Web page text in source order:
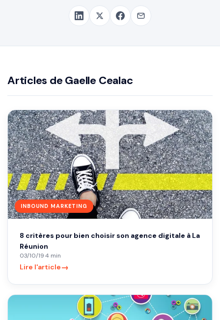
Articles de Gaelle Cealac
INBOUND MARKETING
8 critères pour bien choisir son agence digitale à La
Réunion
03/10/19·4 min
Lire l'article→